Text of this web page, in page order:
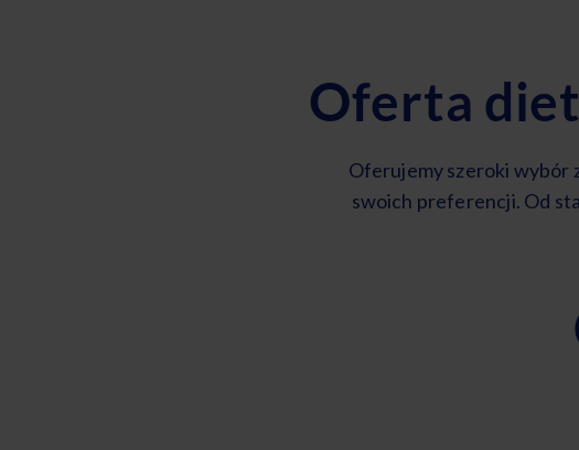
Oferta
Oferujemy szeroki wybór
swoich preferencji. Od